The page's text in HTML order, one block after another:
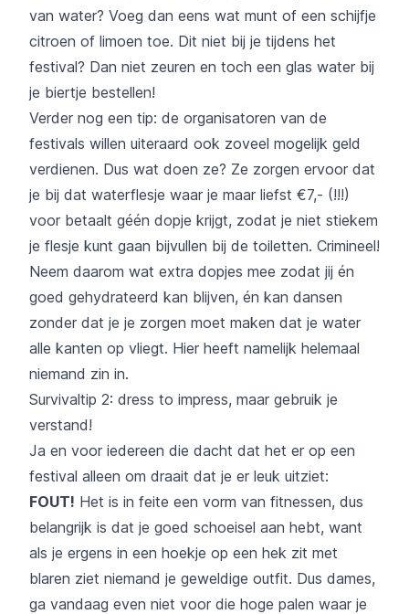
van water? Voeg dan eens wat munt of een schijfje
citroen of limoen toe. Dit niet bij je tijdens het
festival? Dan niet zeuren en toch een glas water bij
je biertje bestellen!
Verder nog een tip: de organisatoren van de
festivals willen uiteraard ook zoveel mogelijk geld
verdienen. Dus wat doen ze? Ze zorgen ervoor dat
je bij dat waterflesje waar je maar liefst €7,- (!!!)
voor betaalt géén dopje krijgt, zodat je niet stiekem
je flesje kunt gaan bijvullen bij de toiletten. Crimineel!
Neem daarom wat extra dopjes mee zodat jij én
goed gehydrateerd kan blijven, én kan dansen
zonder dat je je zorgen moet maken dat je water
alle kanten op vliegt. Hier heeft namelijk helemaal
niemand zin in.
Survivaltip 2: dress to impress, maar gebruik je
verstand!
Ja en voor iedereen die dacht dat het er op een
festival alleen om draait dat je er leuk uitziet:
FOUT! Het is in feite een vorm van fitnessen, dus
belangrijk is dat je goed schoeisel aan hebt, want
als je ergens in een hoekje op een hek zit met
blaren ziet niemand je geweldige outfit. Dus dames,
ga vandaag even niet voor die hoge palen waar je